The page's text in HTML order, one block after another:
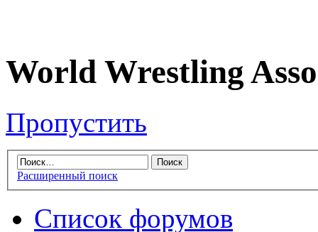
World Wrestling
Пропустить
Расширенный поиск
Список форумов